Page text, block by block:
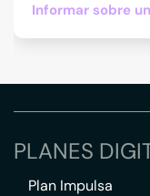
Informar sobre
PLANES
Plan Impulsa